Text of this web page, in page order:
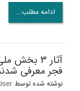
ادامه مطلب...
آثار ۳
فجر معرفی
نوشته شده توسط